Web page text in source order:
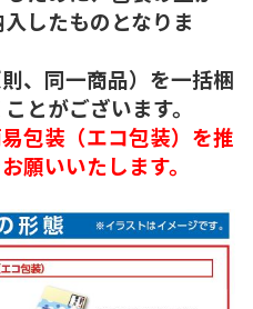
したものとなりま
、同一商品）を一括梱
とがございます。
包装（エコ包装）を推
願いいたします。